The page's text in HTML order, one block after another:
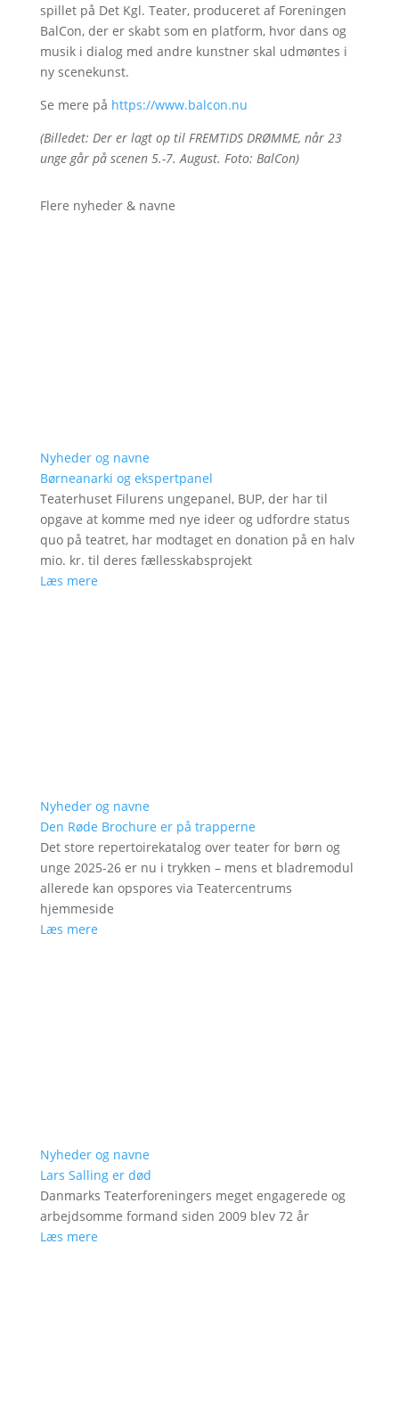
spillet på Det Kgl. Teater, produceret af Foreningen
BalCon, der er skabt som en platform, hvor dans og
musik i dialog med andre kunstner skal udmøntes i
ny scenekunst.
Se mere på https://www.balcon.nu
(Billedet: Der er lagt op til FREMTIDS DRØMME, når 23
unge går på scenen 5.-7. August. Foto: BalCon)
Flere nyheder & navne
Nyheder og navne
Børneanarki og ekspertpanel
Teaterhuset Filurens ungepanel, BUP, der har til
opgave at komme med nye ideer og udfordre status
quo på teatret, har modtaget en donation på en halv
mio. kr. til deres fællesskabsprojekt
Læs mere
Nyheder og navne
Den Røde Brochure er på trapperne
Det store repertoirekatalog over teater for børn og
unge 2025-26 er nu i trykken – mens et bladremodul
allerede kan opspores via Teatercentrums
hjemmeside
Læs mere
Nyheder og navne
Lars Salling er død
Danmarks Teaterforeningers meget engagerede og
arbejdsomme formand siden 2009 blev 72 år
Læs mere